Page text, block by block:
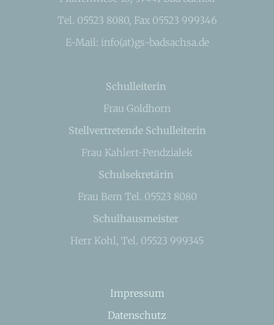
Tel. 05523 8080, Fax 05523 999346
E-Mail: info(at)gs-badsachsa.de
Schulleiterin
Frau Goldhorn
Stellvertretende Schulleiterin
Frau Kahlert-Pendzialek
Schulsekretärin
Frau Bem Tel. 05523 8080
Schulhausmeister
Herr Kohl, Tel. 05523 999345
Impressum
Datenschutz